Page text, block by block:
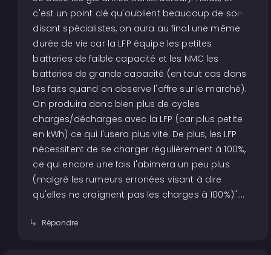
c'est un point clé qu'oublient beaucoup de soi-
disant spécialistes, on aura au final une même
durée de vie car la LFP équipe les petites
batteries de faible capacité et les NMC les
batteries de grande capacité (en tout cas dans
les faits quand on observe l'offre sur le marché).
On produira donc bien plus de cycles
charges/décharges avec la LFP (car plus petite
en kWh) ce qui l'usera plus vite. De plus, les LFP
nécessitent de se charger régulièrement à 100%,
ce qui encore une fois l'abimera un peu plus
(malgré les rumeurs erronées visant à dire
qu'elles ne craignent pas les charges à 100%)"....
Répondre